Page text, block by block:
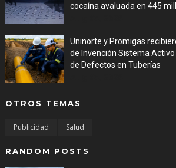
cocaína avaluada en 445
Uninorte y Promigas
de Invención Sistema
de Defectos en Tuberías
OTROS TEMAS
Publicidad Salud
RANDOM POSTS